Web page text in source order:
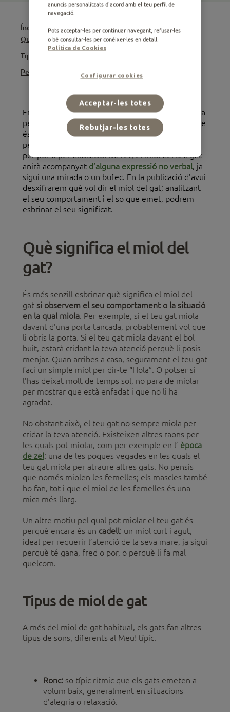
Índice
Què significa el miol del gat?
Tipus de miol de gat
Per què miola el teu gat?
Encara que ho sembli, normalment el gat no miola
per comunicar-se amb altres gats. El més probable
és que el teu gat utilitzi aquest so, com d’altres,
per cridar la teva atenció, ja sigui per necessitat,
per por o per excitació. De fet, el miol del teu gat
anirà acompanyat d’alguna expressió no verbal, ja
sigui una mirada o un bufec. En la publicació d’avui
desxifrarem què vol dir el miol del gat; analitzant
el seu comportament i el so que emet, podrem
esbrinar el seu significat.
Què significa el miol del
gat?
És més senzill esbrinar què significa el miol del
gat si observem el seu comportament o la situació
en la qual miola. Per exemple, si el teu gat miola
davant d’una porta tancada, probablement vol que
li obris la porta. Si el teu gat miola davant el bol
buit, estarà cridant la teva atenció perquè li posis
menjar. Quan arribes a casa, segurament el teu gat
faci un simple miol per dir-te “Hola”. O potser si
l’has deixat molt de temps sol, no para de miolar
per mostrar que està enfadat i que no li ha
agradat.
No obstant això, el teu gat no sempre miola per
cridar la teva atenció. Existeixen altres raons per
les quals pot miolar, com per exemple en l’ època
de zel: una de les poques vegades en les quals el
teu gat miola per atraure altres gats. No pensis
que només miolen les femelles; els mascles també
ho fan, tot i que el miol de les femelles és una
mica més llarg.
Un altre motiu pel qual pot miolar el teu gat és
perquè encara és un cadell: un miol curt i agut,
ideal per requerir l’atenció de la seva mare, ja sigui
perquè té gana, fred o por, o perquè li fa mal
quelcom.
Tipus de miol de gat
A més del miol de gat habitual, els gats fan altres
tipus de sons, diferents al Meu! típic.
Ronc: so típic rítmic que els gats emeten a
volum baix, generalment en situacions
d’alegria o relaxació.
anuncis personalitzats d'acord amb el teu perfil de
navegació.
Pots acceptar-les per continuar navegant, refusar-les
o bé consultar-les per conèixer-les en detall.
Política de Cookies
Configurar cookies
Rebutjar-les totes
Acceptar-les totes